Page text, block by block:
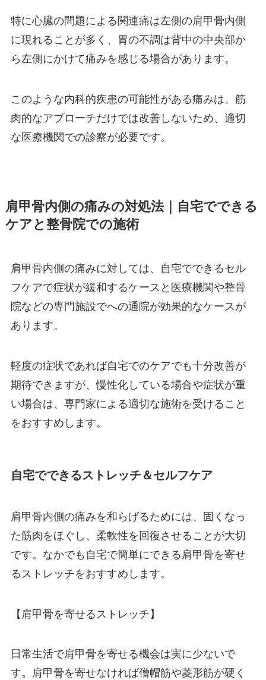
特に心臓の問題による関連痛は左側の肩甲骨内側
に現れることが多く、胃の不調は背中の中央部か
ら左側にかけて痛みを感じる場合があります。
このような内科的疾患の可能性がある痛みは、筋
肉的なアプローチだけでは改善しないため、適切
な医療機関での診察が必要です。
肩甲骨内側の痛みの対処法｜自宅でできる
ケアと整骨院での施術
肩甲骨内側の痛みに対しては、自宅でできるセル
フケアで症状が緩和するケースと医療機関や整骨
院などの専門施設でへの通院が効果的なケースが
あります。
軽度の症状であれば自宅でのケアでも十分改善が
期待できますが、慢性化している場合や症状が重
い場合は、専門家による適切な施術を受けること
をおすすめします。
自宅でできるストレッチ＆セルフケア
肩甲骨内側の痛みを和らげるためには、固くなっ
た筋肉をほぐし、柔軟性を回復させることが大切
です。なかでも自宅で簡単にできる肩甲骨を寄せ
るストレッチをおすすめします。
【肩甲骨を寄せるストレッチ】
日常生活で肩甲骨を寄せる機会は実に少ないで
す。肩甲骨を寄せなければ僧帽筋や菱形筋が硬く